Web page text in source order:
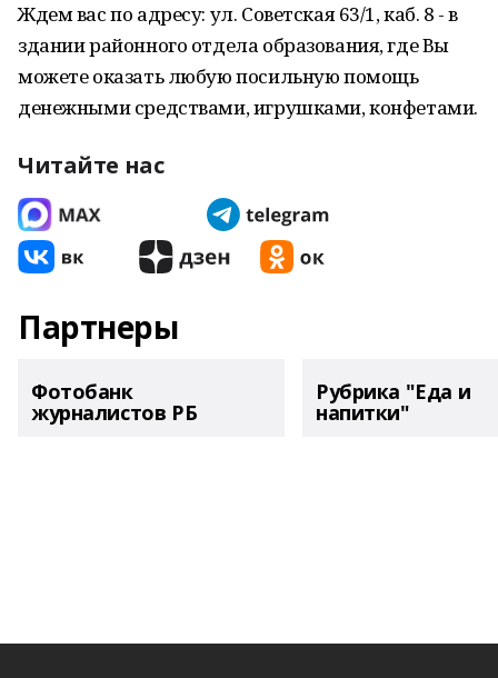
Ждем вас по адресу: ул. Советская 63/1, каб. 8 - в
здании районного отдела образования, где Вы
можете оказать любую посильную помощь
денежными средствами, игрушками, конфетами.
Читайте нас
Партнеры
Фотобанк
журналистов РБ
Рубрика "Еда и
напитки"